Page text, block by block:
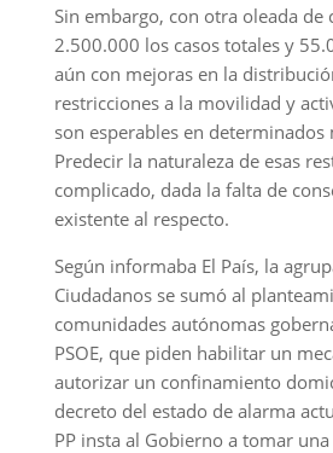
Sin embargo, con otra oleada de
2.500.000 los casos totales y
aún con mejoras en la
restricciones a la movilidad y
son esperables en determinados
Predecir la naturaleza de esas
complicado, dada la falta de
existente al respecto.
Según informaba El País, la
Ciudadanos se sumó al
comunidades autónomas
PSOE, que piden habilitar un
autorizar un confinamiento
decreto del estado de alarma
PP insta al Gobierno a tomar